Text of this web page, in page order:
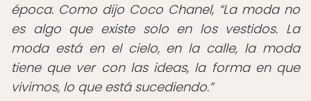
época. Como dijo Coco Chanel, La moda no
es algo que existe solo en los vestidos. La
moda está en el cielo, en la calle, la moda
tiene que ver con las ideas, la forma en que
vivimos, lo que está sucediendo.